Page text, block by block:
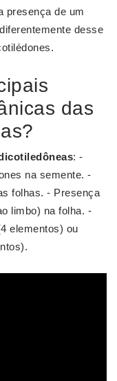
presença de um
desse
das
: -
na semente. -
folhas. - Presença
limbo) na folha. -
elementos) ou